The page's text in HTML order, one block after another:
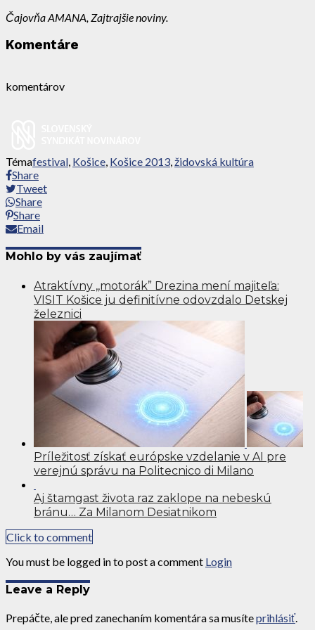
Čajovňa AMANA, Zajtrajšie noviny.
Komentáre
komentárov
Témafestival, Košice, Košice 2013,židovská kultúra
Share
Tweet
Share
Share
Email
Mohlo by vás zaujímať
Atraktívny ,,motorák” Drezina mení majiteľa:
VISIT Košice ju definitívne odovzdalo Detskej
železnici
Príležitosť získať európske vzdelanie v AI pre
verejnú správu na Politecnico di Milano
Aj štamgast života raz zaklope na nebeskú
bránu… Za Milanom Desiatnikom
Click to comment
You must be logged in to post a comment Login
Leave a Reply
Prepáčte, ale pred zanechaním komentára sa musíteprihlásiť.